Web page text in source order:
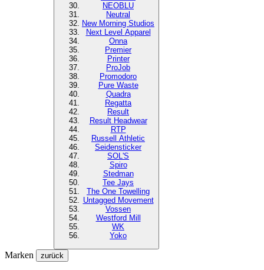
NEOBLU
Neutral
New Morning Studios
Next Level Apparel
Onna
Premier
Printer
ProJob
Promodoro
Pure Waste
Quadra
Regatta
Result
Result Headwear
RTP
Russell Athletic
Seidensticker
SOL'S
Spiro
Stedman
Tee Jays
The One Towelling
Untagged Movement
Vossen
Westford Mill
WK
Yoko
Marken zurück